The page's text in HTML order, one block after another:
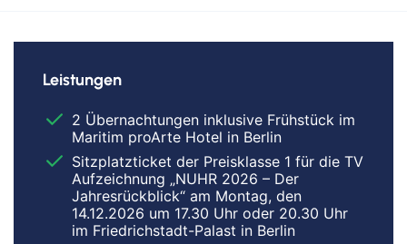
Leistungen
2 Übernachtungen inklusive Frühstück im
Maritim proArte Hotel in Berlin
Sitzplatzticket der Preisklasse 1 für die TV
Aufzeichnung „NUHR 2026 – Der
Jahresrückblick“ am Montag, den
14.12.2026 um 17.30 Uhr oder 20.30 Uhr
im Friedrichstadt-Palast in Berlin